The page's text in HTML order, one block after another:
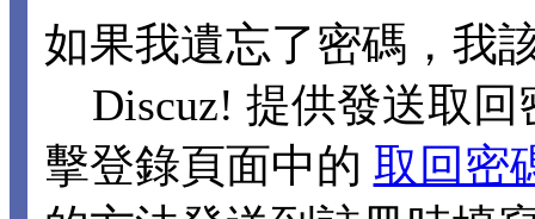
如果我遺忘了密碼，我
Discuz! 提供發送取回
擊登錄頁面中的 取回密